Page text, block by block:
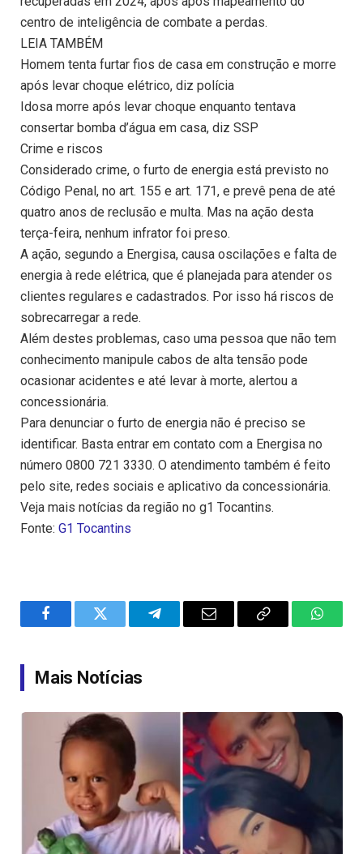
centro de inteligência de combate a perdas.
LEIA TAMBÉM
Homem tenta furtar fios de casa em construção e morre
após levar choque elétrico, diz polícia
Idosa morre após levar choque enquanto tentava
consertar bomba d’água em casa, diz SSP
Crime e riscos
Considerado crime, o furto de energia está previsto no
Código Penal, no art. 155 e art. 171, e prevê pena de até
quatro anos de reclusão e multa. Mas na ação desta
terça-feira, nenhum infrator foi preso.
A ação, segundo a Energisa, causa oscilações e falta de
energia à rede elétrica, que é planejada para atender os
clientes regulares e cadastrados. Por isso há riscos de
sobrecarregar a rede.
Além destes problemas, caso uma pessoa que não tem
conhecimento manipule cabos de alta tensão pode
ocasionar acidentes e até levar à morte, alertou a
concessionária.
Para denunciar o furto de energia não é preciso se
identificar. Basta entrar em contato com a Energisa no
número 0800 721 3330. O atendimento também é feito
pelo site, redes sociais e aplicativo da concessionária.
Veja mais notícias da região no g1 Tocantins.
Fonte: G1 Tocantins
FacebookTwitter TelegramEmail
Copy
Mais Notícias